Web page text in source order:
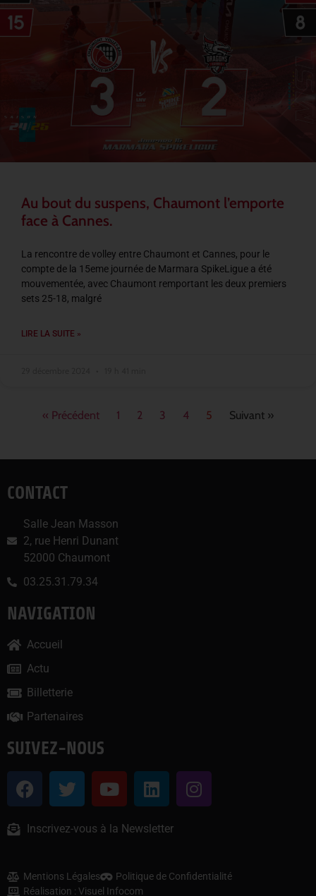
Au bout du suspens, Chaumont l’emporte
face à Cannes.
La rencontre de volley entre Chaumont et Cannes, pour le
compte de la 15eme journée de Marmara SpikeLigue a été
mouvementée, avec Chaumont remportant les deux premiers
sets 25-18, malgré
LIRE LA SUITE »
« Précédent 1 2 3 4 5 Suivant »
CONTACT
Salle Jean Masson
2, rue Henri Dunant
52000 Chaumont
03.25.31.79.34
NAVIGATION
Accueil
Actu
Billetterie
Partenaires
SUIVEZ-NOUS
Inscrivez-vous à la Newsletter
Mentions Légales
Politique de Confidentialité
Réalisation : Visuel Infocom